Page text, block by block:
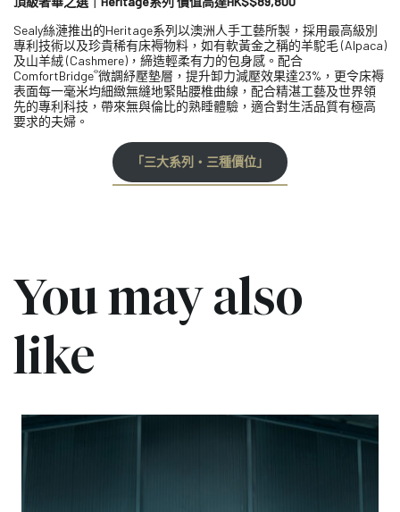
Sealy絲漣推出的Heritage系列以澳洲人手工藝所製，採用最高級別
專利技術以及珍貴稀有床褥物料，如有軟黃金之稱的羊駝毛 (Alpaca)
及山羊絨 (Cashmere)，締造輕柔有力的包身感。配合
ComfortBridge®微調紓壓墊層，提升卸力減壓效果達23%，更令床褥
表面每一毫米均細緻無縫地緊貼腰椎曲線，配合精湛工藝及世界領
先的專利科技，帶來無與倫比的熟睡體驗，適合對生活品質有極高
要求的夫婦。
「三大系列‧三種價位」
You may also
like